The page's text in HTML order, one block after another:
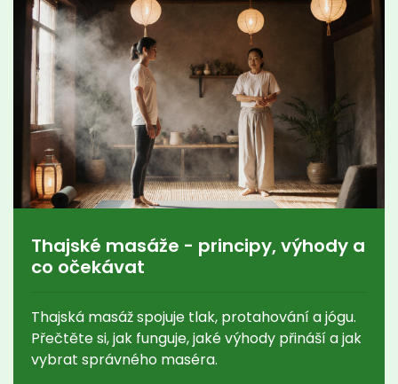
Thajské masáže - principy, výhody a
co očekávat
Thajská masáž spojuje tlak, protahování a jógu.
Přečtěte si, jak funguje, jaké výhody přináší a jak
vybrat správného maséra.